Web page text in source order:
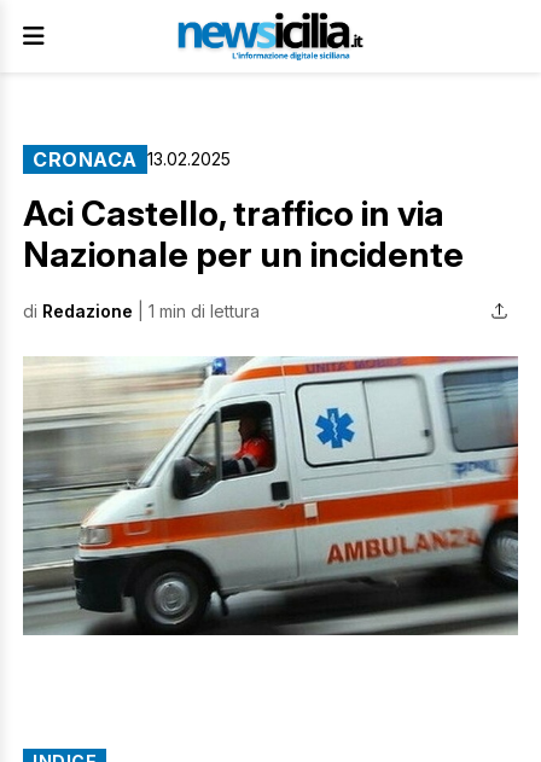
CRONACA 13.02.2025
Aci Castello, traffico in via
Nazionale per un incidente
di Redazione | 1 min di lettura